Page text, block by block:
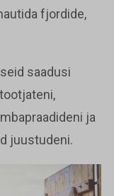
fjordide,
saadusi
ja
juustudeni.